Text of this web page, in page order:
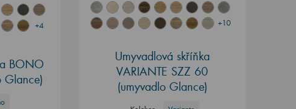
+4
BONO
Glance)
+10
Umyvadlová skříňka
VARIANTE SZZ 60
(umyvadlo Glance)